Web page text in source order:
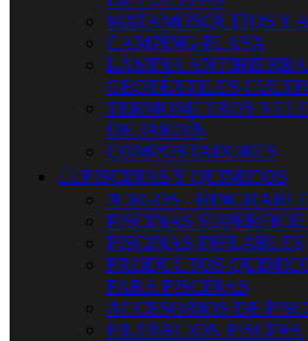
MATAMOSQUITOS Y
CAMPING-PLAYA
LÁMINA
GEOTÉXTILES
TERMOMETROS
DE JARDÍN
COMPOSTADORES
 PISCINAS Y QUIMICOS
JUEGOS -
PISCINAS SUPERFICIE
PISCINAS INFLABLES
PRODUCTOS
PARA PISCINAS
ACCESORIOS DE
FILTRACION PISCINA